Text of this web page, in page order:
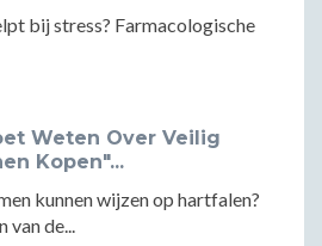
bij stress? Farmacologische
Weten Over Veilig
Kopen"...
kunnen wijzen op hartfalen?
van de...